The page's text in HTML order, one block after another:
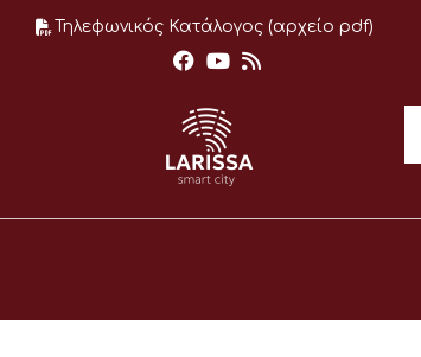
Τηλεφωνικός Κατάλογος (αρχείο pdf)